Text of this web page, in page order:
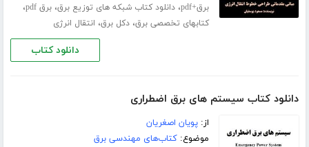
برق+pdf
،دانلود کتاب شبکه های توزیع برق،برق pdf ،
کتابهای تخصصی برق،دکل برق، انتقال انرژی
دانلود کتاب
دانلود کتاب سیستم های برق اضطراری
از:پویان اصغریان
موضوع:کتاب‌های مهندسی برق